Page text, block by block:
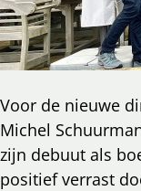
Voor de nieuwe
Michel
zijn debuut als
positief verrast